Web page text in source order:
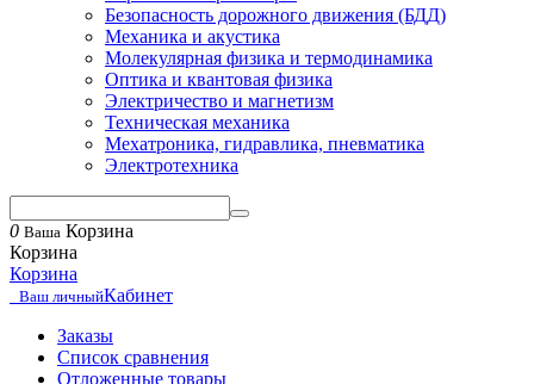
Безопасность дорожного движения (БДД)
Механика и акустика
Молекулярная физика и термодинамика
Оптика и квантовая физика
Электричество и магнетизм
Техническая механика
Мехатроника, гидравлика, пневматика
Электротехника
0 Ваша Корзина
Корзина
Корзина
Ваш личныйКабинет
Заказы
Список сравнения
Отложенные товары